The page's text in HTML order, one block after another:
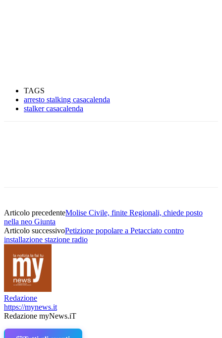
TAGS
arresto stalking casacalenda
stalker casacalenda
Articolo precedenteMolise Civile, finite Regionali, chiede posto
nella neo Giunta
Articolo successivoPetizione popolare a Petacciato contro
installazione stazione radio
Redazione
https://mynews.it
Redazione myNews.iT